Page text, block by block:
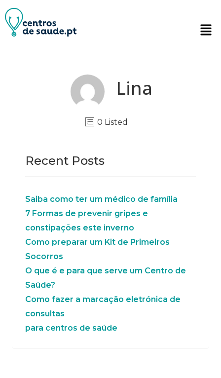
Lina
0 Listed
Recent Posts
Saiba como ter um médico de família
7 Formas de prevenir gripes e
constipações este inverno
Como preparar um Kit de Primeiros
Socorros
O que é e para que serve um Centro de
Saúde?
Como fazer a marcação eletrónica de
consultas
para centros de saúde